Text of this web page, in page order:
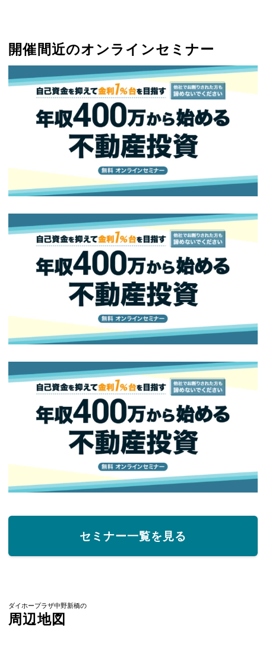
開催間近のオンラインセミナー
セミナー一覧を見る
ダイホープラザ中野新橋の
周辺地図